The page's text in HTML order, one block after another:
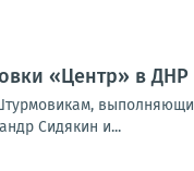
«Центр» в ДНР
Сидякин и...